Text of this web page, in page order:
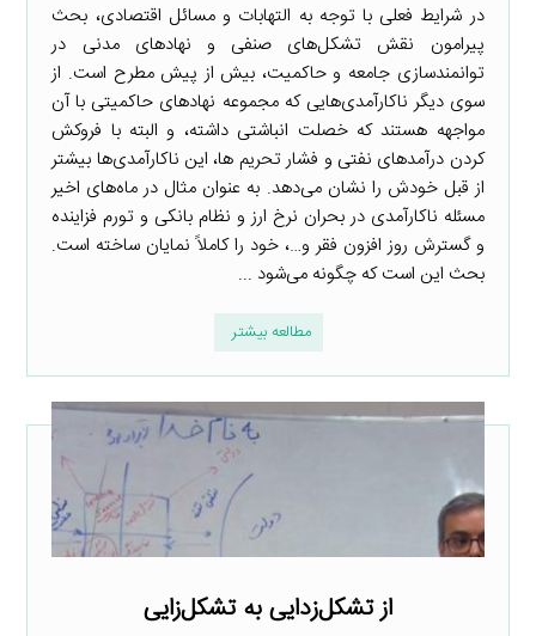
در شرایط فعلی با توجه به التهابات و مسائل اقتصادی، بحث
پیرامون نقش تشکل‌های صنفی و نهادهای مدنی در
توانمندسازی جامعه و حاکمیت، بیش از پیش مطرح است. از
سوی دیگر ناکارآمدی‌هایی که مجموعه نهادهای حاکمیتی با آن
مواجهه هستند که خصلت انباشتی داشته، و البته با فروکش
کردن درآمدهای نفتی و فشار تحریم ها، این ناکارآمدی‌ها بیشتر
از قبل خودش را نشان می‌دهد. به عنوان مثال در ماه‌های اخیر
مسئله ناکارآمدی در بحران نرخ ارز و نظام بانکی و تورم فزاینده
و گسترش روز افزون فقر و…، خود را کاملاً نمایان ساخته است.
بحث این است که چگونه می‌شود ...
مطالعه بیشتر
از تشکل‌زدایی به تشکل‌زایی